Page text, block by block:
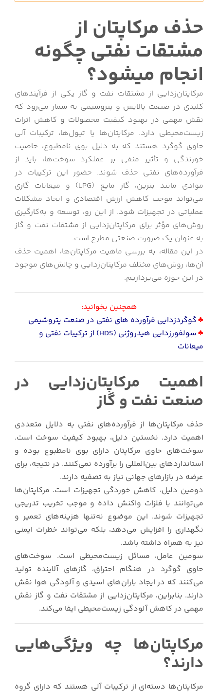
حذف مرکاپتان از
مشتقات نفتی چگونه
انجام میشود؟
مرکاپتان‌زدایی از مشتقات نفت و گاز یکی از فرآیندهای
کلیدی در صنعت پالایش و پتروشیمی به شمار می‌رود که
نقش مهمی در بهبود کیفیت محصولات و کاهش اثرات
زیست‌محیطی دارد. مرکاپتان‌ها یا تیول‌ها، ترکیبات آلی
حاوی گوگرد هستند که به دلیل بوی نامطبوع، خاصیت
خورندگی و تأثیر منفی بر عملکرد سوخت‌ها، باید از
فرآورده‌های نفتی حذف شوند. حضور این ترکیبات در
موادی مانند بنزین، گاز مایع (LPG) و میعانات گازی
می‌تواند موجب کاهش ارزش اقتصادی و ایجاد مشکلات
عملیاتی در تجهیزات شود. از این رو، توسعه و به‌کارگیری
روش‌های مؤثر برای مرکاپتان‌زدایی از مشتقات نفت و گاز
به عنوان یک ضرورت صنعتی مطرح است.
در این مقاله، به بررسی ماهیت مرکاپتان‌ها، اهمیت حذف
آن‌ها، روش‌های مختلف مرکاپتان‌زدایی و چالش‌های موجود
در این حوزه می‌پردازیم.
همچنین بخوانید:
♣گوگردزدایی فرآورده های نفتی در صنعت پتروشیمی
♣سولفورزدایی هیدروژنی (HDS
) از ترکیبات نفتی و
میعانات
اهمیت مرکاپتان‌زدایی در
صنعت نفت و گاز
حذف مرکاپتان‌ها از فرآورده‌های نفتی به دلایل متعددی
اهمیت دارد. نخستین دلیل، بهبود کیفیت سوخت است.
سوخت‌های حاوی مرکاپتان دارای بوی نامطبوع بوده و
استانداردهای بین‌المللی را برآورده نمی‌کنند. در نتیجه، برای
عرضه در بازارهای جهانی نیاز به تصفیه دارند.
دومین دلیل، کاهش خوردگی تجهیزات است. مرکاپتان‌ها
می‌توانند با فلزات واکنش داده و موجب تخریب تدریجی
تجهیزات شوند. این موضوع نه‌تنها هزینه‌های تعمیر و
نگهداری را افزایش می‌دهد، بلکه می‌تواند خطرات ایمنی
نیز به همراه داشته باشد.
سومین عامل، مسائل زیست‌محیطی است. سوخت‌های
حاوی گوگرد در هنگام احتراق، گازهای آلاینده تولید
می‌کنند که در ایجاد باران‌های اسیدی و آلودگی هوا نقش
دارند. بنابراین، مرکاپتان‌زدایی از مشتقات نفت و گاز نقش
مهمی در کاهش آلودگی زیست‌محیطی ایفا می‌کند.
مرکاپتان‌ها چه ویژگی‌هایی
دارند؟
مرکاپتان‌ها دسته‌ای از ترکیبات آلی هستند که دارای گروه